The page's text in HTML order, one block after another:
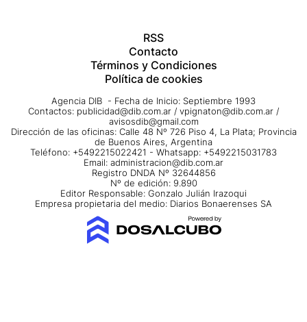
RSS
Contacto
Términos y Condiciones
Política de cookies
Agencia DIB - Fecha de Inicio: Septiembre 1993
Contactos: publicidad@dib.com.ar / vpignaton@dib.com.ar /
avisosdib@gmail.com
Dirección de las oficinas: Calle 48 Nº 726 Piso 4, La Plata; Provincia
de Buenos Aires, Argentina
Teléfono: +5492215022421 - Whatsapp: +5492215031783
Email: administracion@dib.com.ar
Registro DNDA Nº 32644856
Nº de edición: 9.890
Editor Responsable: Gonzalo Julián Irazoqui
Empresa propietaria del medio: Diarios Bonaerenses SA